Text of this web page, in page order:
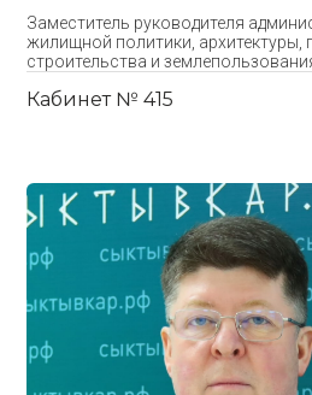
Заместитель руководителя
жилищной политики, архитектуры,
строительства и
Кабинет № 415